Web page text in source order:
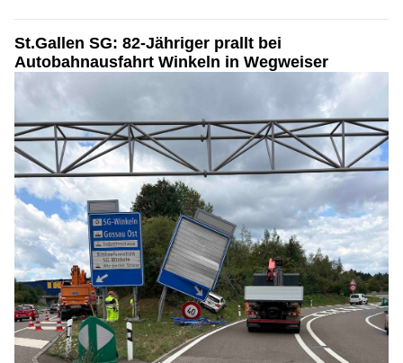
St.Gallen SG: 82-Jähriger prallt bei
Autobahnausfahrt Winkeln in Wegweiser